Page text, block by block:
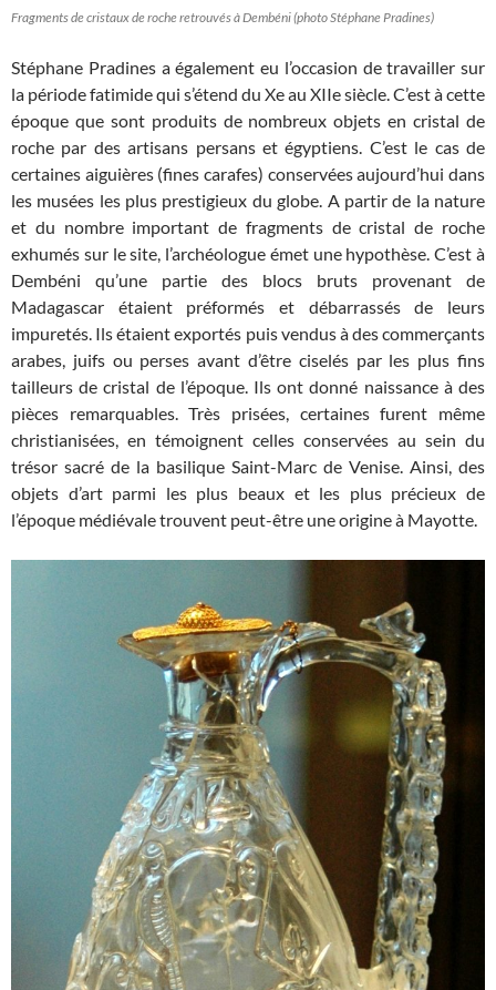
Fragments de cristaux de roche retrouvés à Dembéni (photo Stéphane Pradines)
Stéphane Pradines a également eu l’occasion de travailler sur
la période fatimide qui s’étend du Xe au XIIe siècle. C’est à cette
époque que sont produits de nombreux objets en cristal de
roche par des artisans persans et égyptiens. C’est le cas de
certaines aiguières (fines carafes) conservées aujourd’hui dans
les musées les plus prestigieux du globe. A partir de la nature
et du nombre important de fragments de cristal de roche
exhumés sur le site, l’archéologue émet une hypothèse. C’est à
Dembéni qu’une partie des blocs bruts provenant de
Madagascar étaient préformés et débarrassés de leurs
impuretés. Ils étaient exportés puis vendus à des commerçants
arabes, juifs ou perses avant d’être ciselés par les plus fins
tailleurs de cristal de l’époque. Ils ont donné naissance à des
pièces remarquables. Très prisées, certaines furent même
christianisées, en témoignent celles conservées au sein du
trésor sacré de la basilique Saint-Marc de Venise. Ainsi, des
objets d’art parmi les plus beaux et les plus précieux de
l’époque médiévale trouvent peut-être une origine à Mayotte.